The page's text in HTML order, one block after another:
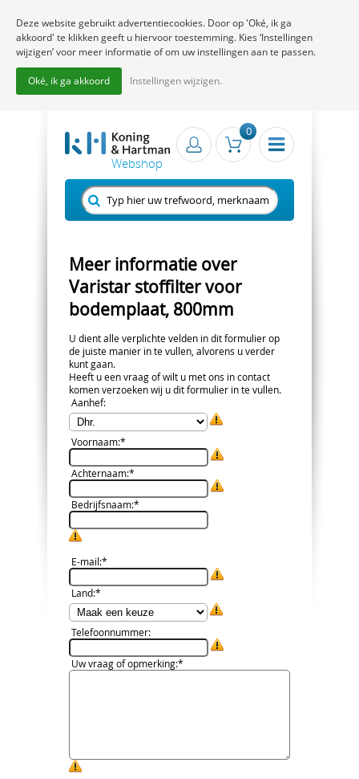
0
Meer informatie over
Varistar stoffilter voor
bodemplaat, 800mm
U dient alle verplichte velden in dit formulier op
de juiste manier in te vullen, alvorens u verder
kunt gaan.
Heeft u een vraag of wilt u met ons in contact
komen verzoeken wij u dit formulier in te vullen.
Aanhef:
Voornaam:*
Achternaam:*
Bedrijfsnaam:*
E-mail:*
Land:*
Telefoonnummer:
Uw vraag of opmerking:*
Deze website gebruikt advertentiecookies. Door op 'Oké, ik ga
akkoord' te klikken geeft u hiervoor toestemming. Kies ‘Instellingen
wijzigen’ voor meer informatie of om uw instellingen aan te passen.
Oké, ik ga akkoord Instellingen wijzigen.